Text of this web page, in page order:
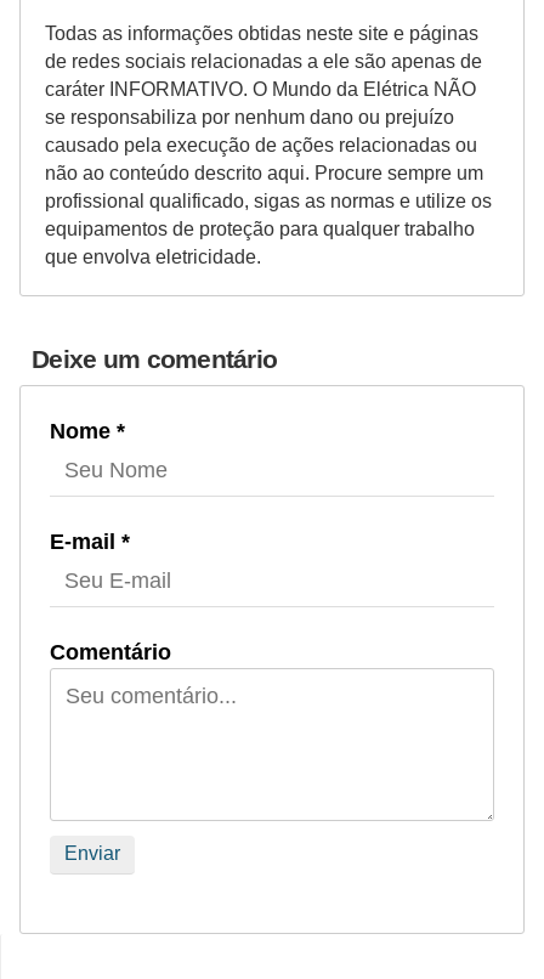
Todas as informações obtidas neste site e páginas
de redes sociais relacionadas a ele são apenas de
caráter INFORMATIVO. O Mundo da Elétrica NÃO
se responsabiliza por nenhum dano ou prejuízo
causado pela execução de ações relacionadas ou
não ao conteúdo descrito aqui. Procure sempre um
profissional qualificado, sigas as normas e utilize os
equipamentos de proteção para qualquer trabalho
que envolva eletricidade.
Deixe um comentário
Nome *
E-mail *
Comentário